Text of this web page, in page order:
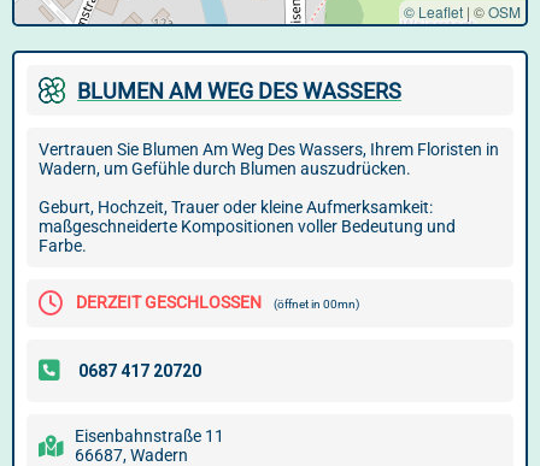
© Leaflet | ©OSM
BLUMEN AM WEG DES WASSERS
Vertrauen Sie Blumen Am Weg Des Wassers, Ihrem Floristen in
Wadern, um Gefühle durch Blumen auszudrücken.
Geburt, Hochzeit, Trauer oder kleine Aufmerksamkeit:
maßgeschneiderte Kompositionen voller Bedeutung und
Farbe.
DERZEIT GESCHLOSSEN (öffnet in 00mn)
Eisenbahnstraße 11
66687, Wadern